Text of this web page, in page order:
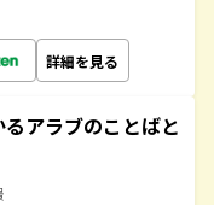
詳細を見る
アラブのことばと